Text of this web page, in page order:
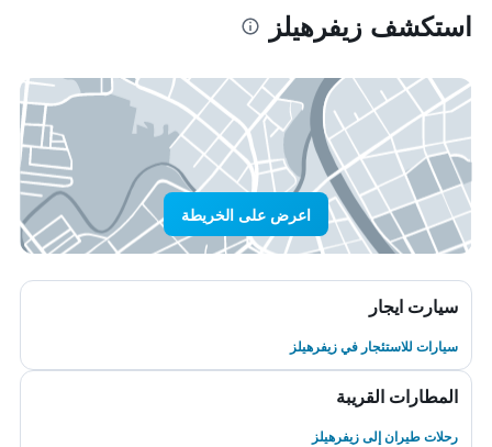
استكشف زيفرهيلز
اعرض على الخريطة
سيارت ايجار
سيارات للاستئجار في زيفرهيلز
المطارات القريبة
رحلات طيران إلى زيفرهيلز